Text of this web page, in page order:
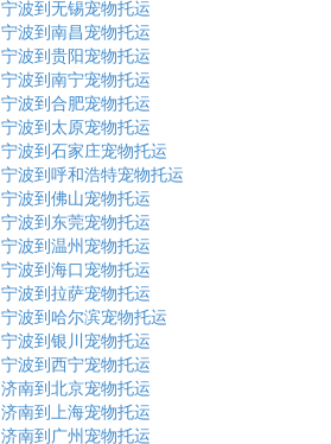
宁波到无锡宠物托运
宁波到南昌宠物托运
宁波到贵阳宠物托运
宁波到南宁宠物托运
宁波到合肥宠物托运
宁波到太原宠物托运
宁波到石家庄宠物托运
宁波到呼和浩特宠物托运
宁波到佛山宠物托运
宁波到东莞宠物托运
宁波到温州宠物托运
宁波到海口宠物托运
宁波到拉萨宠物托运
宁波到哈尔滨宠物托运
宁波到银川宠物托运
宁波到西宁宠物托运
济南到北京宠物托运
济南到上海宠物托运
济南到广州宠物托运